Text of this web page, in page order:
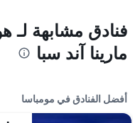
فنادق مشابهة لـ
مارينا آند سبا
أفضل الفنادق في مومباسا